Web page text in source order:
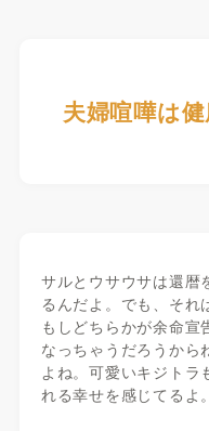
夫婦喧嘩は
サルとウサウサは還暦
るんだよ。でも、それ
もしどちらかが余命宣
なっちゃうだろうから
よね。可愛いキジトラ
れる幸せを感じてるよ。